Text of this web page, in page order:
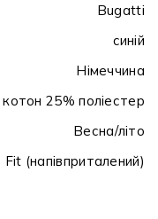
Bugatti
синій
Німеччина
25% поліестер
Весна/літо
(напівприталений)